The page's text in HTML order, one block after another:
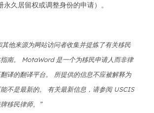
久居留权或调整身份的申请）。
他来源为网站访问者收集并提炼了有关移民
南。 MotaWord 是一个为移民申请人而非律
译的翻译平台。 所提供的信息不应被解释为
不是最新的。 有关最新信息，请参阅 USCIS
移民律师。”